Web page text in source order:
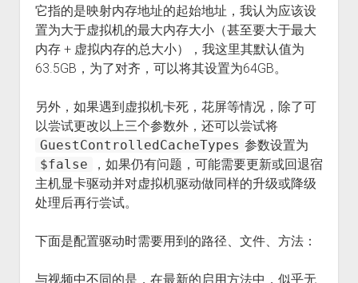
它指的是映射内存地址的起始地址，我认为应该设
置为大于虚拟机的最大内存大小（甚至要大于最大
内存 + 虚拟内存的总大小），我这里其默认值为
63.5GB，为了对齐，可以将其设置为64GB。
另外，如果遇到虚拟机卡死，花屏等情况，除了可
以尝试更改以上三个参数外，还可以尝试将
GuestControlledCacheTypes 参数设置为
$false
，如果仍有问题，可能需要更新或回退宿
主机显卡驱动并对虚拟机驱动做同样的升级或降级
处理后再行尝试。
下面是配置驱动时需要用到的路径、文件、方法：
与视频中不同的是，在最新的启用方法中，似乎无